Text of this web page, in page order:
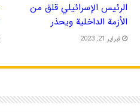
الرئيس الإسرائيلي قلق من
الأزمة الداخلية ويحذر
فبراير 21, 2023